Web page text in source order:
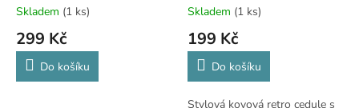
Skladem (1 ks)
299 Kč
Do košíku
Skladem (1 ks)
199 Kč
Do košíku
Stylová kovová retro cedule s